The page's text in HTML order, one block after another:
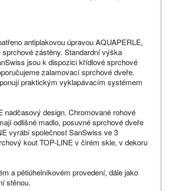
antiplakovou úpravou AQUAPERLE,
zástěny. Standardní výška
jsou k dispozici křídlové sprchové
zalamovací sprchové dveře.
praktickým vyklapávacím systémem
nadčasový design. Chromované rohové
odlišné madlo, posuvné sprchové dveře
vyrábí společnost SanSwiss ve 3
kout TOP-LINE v čirém skle, v dekoru
a pětiúhelníkovém provedení, dále jako
stěnou.